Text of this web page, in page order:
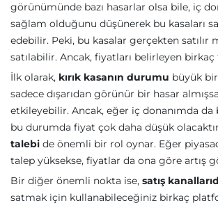
görünümünde bazı hasarlar olsa bile, iç
sağlam olduğunu düşünerek bu kasaları
edebilir. Peki, bu kasalar gerçekten satılır
satılabilir. Ancak, fiyatları belirleyen
İlk olarak, kırık kasanın durumu büyük
sadece dışarıdan görünür bir hasar
etkileyebilir. Ancak, eğer iç donanımda da
bu durumda fiyat çok daha düşük
talebi de önemli bir rol oynar. Eğer
talep yüksekse, fiyatlar da ona göre artış
Bir diğer önemli nokta ise, satış
satmak için kullanabileceğiniz birkaç